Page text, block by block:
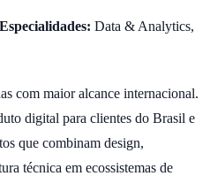
Especialidades: Data & Analytics,
com maior alcance internacional.
digital para clientes do Brasil e
que combinam design,
técnica em ecossistemas de